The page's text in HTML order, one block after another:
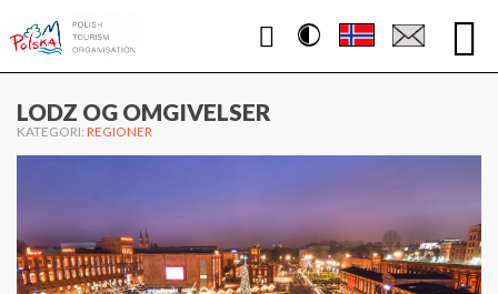
Contrast
WWW.POLEN.TRAVEL
LODZ OG OMGIVELSER
KATEGORI: REGIONER